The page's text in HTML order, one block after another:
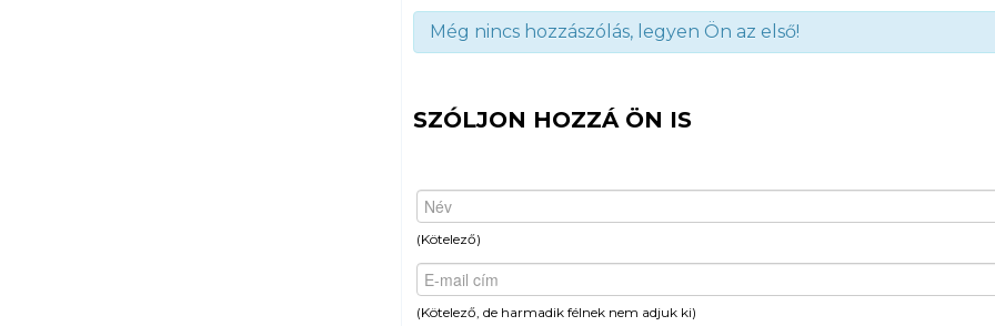
Még nincs hozzászólás, legyen Ön az első!
SZÓLJON HOZZÁ ÖN IS
(Kötelező)
(Kötelező, de harmadik félnek nem adjuk ki)